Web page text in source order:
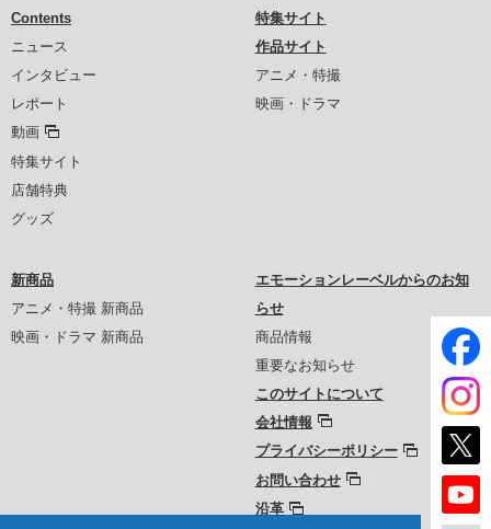
Contents
ニュース
インタビュー
レポート
動画
特集サイト
店舗特典
グッズ
特集サイト
作品サイト
アニメ・特撮
映画・ドラマ
新商品
アニメ・特撮 新商品
映画・ドラマ 新商品
エモーションレーベルからのお知
らせ
商品情報
重要なお知らせ
このサイトについて
会社情報
プライバシーポリシー
お問い合わせ
沿革